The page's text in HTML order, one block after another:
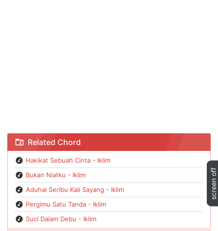
Chord Hakikat Sebuah Cinta - Iklim
Related Chord
Hakikat Sebuah Cinta - Iklim
Bukan Niatku - Iklim
Aduhai Seribu Kali Sayang - Iklim
Pergimu Satu Tanda - Iklim
Suci Dalam Debu - Iklim